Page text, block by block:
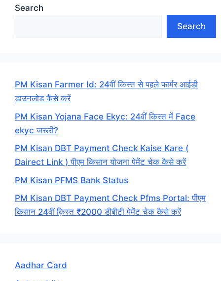
Search
Search
PM Kisan Farmer Id: 24वीं किस्त से पहले फार्मर आईडी
डाउनलोड कैसे करें
PM Kisan Yojana Face Ekyc: 24वीं किस्त में Face
ekyc जरूरी?
PM Kisan DBT Payment Check Kaise Kare (
Dairect Link ) पीएम किसान योजना पेमेंट चेक कैसे करें
PM Kisan PFMS Bank Status
PM Kisan DBT Payment Check Pfms Portal: पीएम
किसान 24वीं क़िस्त ₹2000 डीबीटी पेमेंट चेक कैसे करें
Aadhar Card